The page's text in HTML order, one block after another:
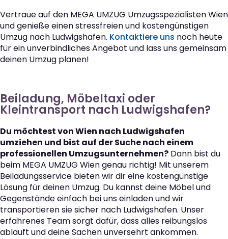
Vertraue auf den MEGA UMZUG Umzugsspezialisten Wien
und genieße einen stressfreien und kostengünstigen
Umzug nach Ludwigshafen. Kontaktiere uns noch heute
für ein unverbindliches Angebot und lass uns gemeinsam
deinen Umzug planen!
Beiladung, Möbeltaxi oder
Kleintransport nach Ludwigshafen?
Du möchtest von Wien nach Ludwigshafen
umziehen und bist auf der Suche nach einem
professionellen Umzugsunternehmen? Dann bist du
beim MEGA UMZUG Wien genau richtig! Mit unserem
Beiladungsservice bieten wir dir eine kostengünstige
Lösung für deinen Umzug. Du kannst deine Möbel und
Gegenstände einfach bei uns einladen und wir
transportieren sie sicher nach Ludwigshafen. Unser
erfahrenes Team sorgt dafür, dass alles reibungslos
abläuft und deine Sachen unversehrt ankommen.